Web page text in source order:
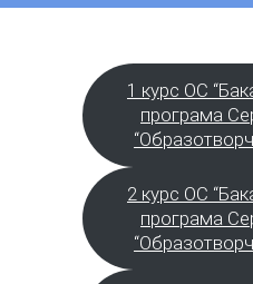
1 курс ОС
програма
2 курс ОС
програма